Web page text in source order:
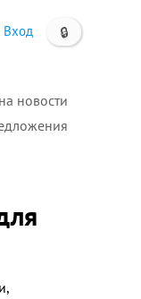
🔒
Вход
новости